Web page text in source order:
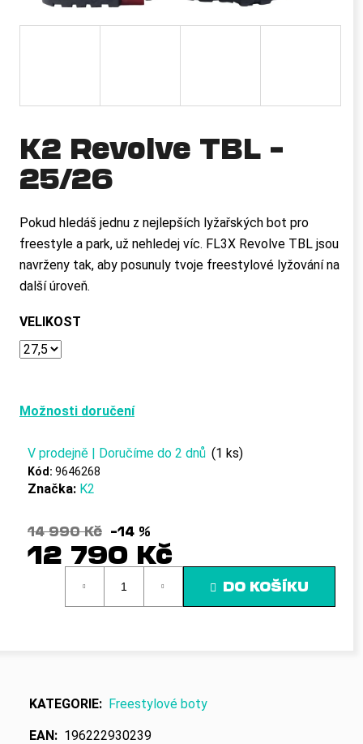
K2 Revolve TBL –
25/26
Pokud hledáš jednu z nejlepších lyžařských bot pro
freestyle a park, už nehledej víc. FL3X Revolve TBL jsou
navrženy tak, aby posunuly tvoje freestylové lyžování na
další úroveň.
VELIKOST
Možnosti doručení
V prodejně | Doručíme do 2 dnů (1 ks)
Kód: 9646268
Značka: K2
14 990 Kč –14 %
12 790 Kč
DO KOŠÍKU
KATEGORIE: Freestylové boty
EAN: 196222930239
a
?
D
o
p
r
u
č
e